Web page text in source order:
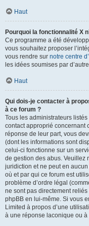
Haut
Pourquoi la fonctionnalité X
Ce programme a été
vous souhaitez proposer
vous rendre sur notre centre
les idées soumises par
Haut
Qui dois-je contacter à
à ce forum ?
Tous les administrateurs
contact approprié concernant
réponse de leur part, vous
(dont les informations sont
celui-ci fonctionne sur un
de gestion des abus. Veuillez
juridiction et ne peut en
où et par qui ce forum est
problème d’ordre légal
ne sont pas directement
phpBB en lui-même. Si vous
Limited à propos d’une
à une réponse laconique ou